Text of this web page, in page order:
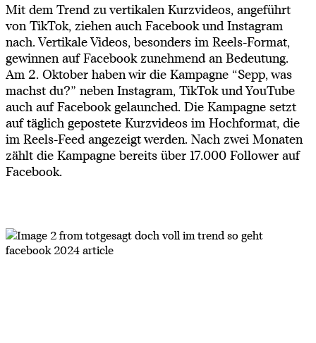
Mit dem Trend zu vertikalen Kurzvideos, angeführt
von TikTok, ziehen auch Facebook und Instagram
nach. Vertikale Videos, besonders im Reels-Format,
gewinnen auf Facebook zunehmend an Bedeutung.
Am 2. Oktober haben wir die Kampagne “Sepp, was
machst du?” neben Instagram, TikTok und YouTube
auch auf Facebook gelaunched. Die Kampagne setzt
auf täglich gepostete Kurzvideos im Hochformat, die
im Reels-Feed angezeigt werden. Nach zwei Monaten
zählt die Kampagne bereits über 17.000 Follower auf
Facebook.